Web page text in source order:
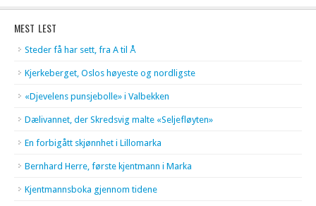
MEST LEST
Steder få har sett, fra A til Å
Kjerkeberget, Oslos høyeste og nordligste
«Djevelens punsjebolle» i Valbekken
Dælivannet, der Skredsvig malte «Seljefløyten»
En forbigått skjønnhet i Lillomarka
Bernhard Herre, første kjentmann i Marka
Kjentmannsboka gjennom tidene